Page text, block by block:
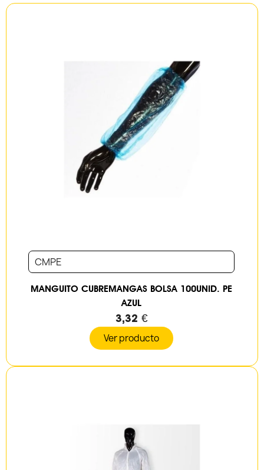
CMPE
MANGUITO CUBREMANGAS BOLSA 100UNID. PE
AZUL
3,32 €
Ver producto